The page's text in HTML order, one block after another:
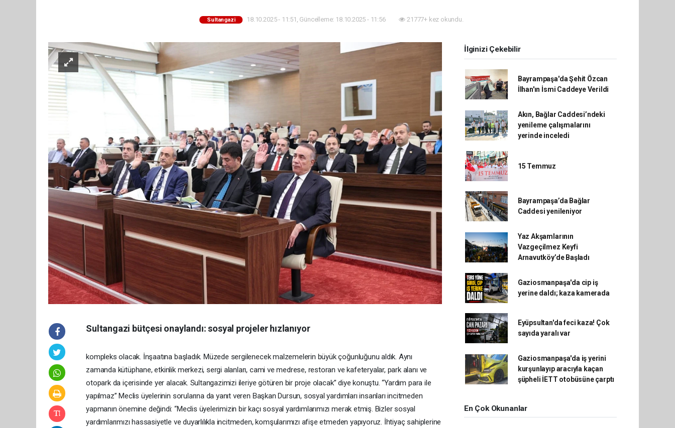
Sultangazi 18.10.2025 - 11:51, Güncelleme: 18.10.2025 - 11:56 21777+ kez okundu.
Sultangazi bütçesi onaylandı: sosyal projeler hızlanıyor
kompleks olacak. İnşaatına başladık. Müzede sergilenecek malzemelerin büyük çoğunluğunu aldık. Aynı
zamanda kütüphane, etkinlik merkezi, sergi alanları, cami ve medrese, restoran ve kafeteryalar, park alanı ve
otopark da içerisinde yer alacak. Sultangazimizi ileriye götüren bir proje olacak” diye konuştu. “Yardım para ile
yapılmaz” Meclis üyelerinin sorularına da yanıt veren Başkan Dursun, sosyal yardımları insanları incitmeden
yapmanın önemine değindi: “Meclis üyelerimizin bir kaçı sosyal yardımlarımızı merak etmiş. Bizler sosyal
yardımlarımızı hassasiyetle ve duyarlılıkla incitmeden, komşularımızı afişe etmeden yapıyoruz. İhtiyaç sahiplerine
İlginizi Çekebilir
Bayrampaşa'da Şehit Özcan
İlhan'ın İsmi Caddeye Verildi
Akın, Bağlar Caddesi’ndeki
yenileme çalışmalarını
yerinde inceledi
15 Temmuz
Bayrampaşa’da Bağlar
Caddesi yenileniyor
Yaz Akşamlarının
Vazgeçilmez Keyfi
Arnavutköy’de Başladı
Gaziosmanpaşa'da cip iş
yerine daldı; kaza kamerada
Eyüpsultan'da feci kaza! Çok
sayıda yaralı var
Gaziosmanpaşa'da iş yerini
kurşunlayıp aracıyla kaçan
şüpheli İETT otobüsüne çarptı
En Çok Okunanlar